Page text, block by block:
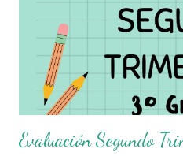
agentes de la educación. 👏
Segundo Trimestre 4to Grado
Evaluación Segundo